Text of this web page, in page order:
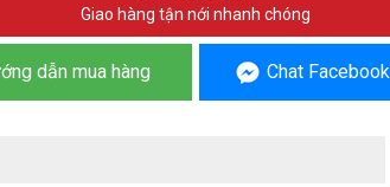
Giao hàng tận nới nhanh chóng
dẫn mua hàng Chat Facebook